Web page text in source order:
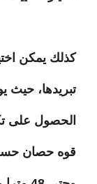
كذلك يمكن
تبريدها، حيث
الحصول على